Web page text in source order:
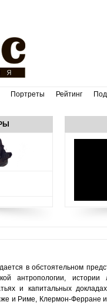
Портреты Рейтинг
в об­стоятельном
антропологии,
и капитальных
и Риме, Клермон-Ферране